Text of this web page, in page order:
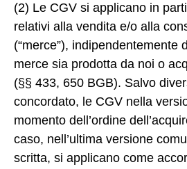
(2) Le CGV si applicano in
relativi alla vendita e/o alla
(“merce”), indipendentemente
merce sia prodotta da noi o
(§§ 433, 650 BGB). Salvo
concordato, le CGV nella
momento dell’ordine
caso, nell’ultima versione
scritta, si applicano come